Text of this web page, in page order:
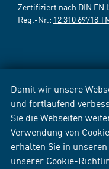
Damit wir unsere
und fortlaufend
Sie die Webseiten
Verwendung von
erhalten Sie in unseren
unserer Cookie-
Zertifiziert nach DIN EN
Reg.-Nr.: 12 310 69718